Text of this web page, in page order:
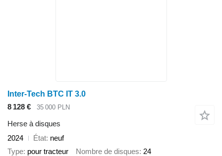
Inter-Tech BTC IT 3.0
8 128 €
35 000 PLN
Herse à disques
2024
État neuf
Type pour tracteur Nombre de disques 24